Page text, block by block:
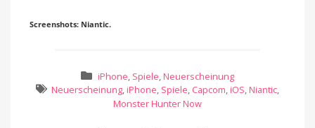
Screenshots: Niantic.
iPhone, Spiele, Neuerscheinung
Neuerscheinung, iPhone, Spiele, Capcom, iOS, Niantic,
Monster Hunter Now